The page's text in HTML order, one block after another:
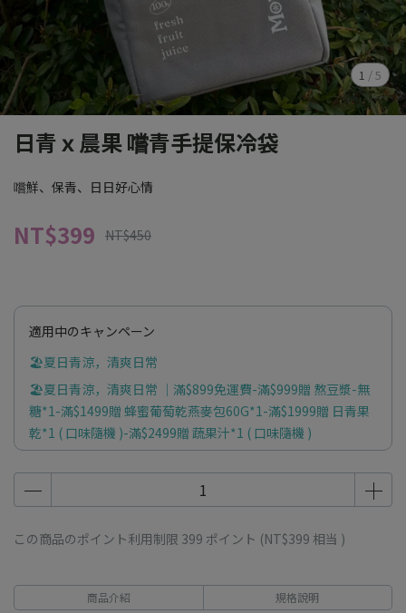
1 /5
日青ｘ晨果 嚐青手提保冷袋
嚐鮮、保青、日日好心情
NT$399 NT$450
適用中のキャンペーン
🏖️夏日青涼，清爽日常
🏖️夏日青涼，清爽日常 ｜滿$899免運費-滿$999贈 熬豆漿-無
糖*1-滿$1499贈 蜂蜜葡萄乾燕麥包60G*1-滿$1999贈 日青果
乾*1 ( 口味隨機 )-滿$2499贈 蔬果汁*1 ( 口味隨機 )
この商品のポイント利用制限 399 ポイント (NT$399 相当 )
商品介紹 規格說明